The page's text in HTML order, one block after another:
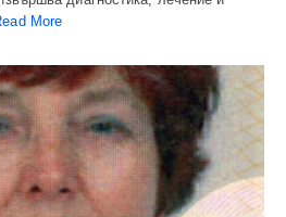
More